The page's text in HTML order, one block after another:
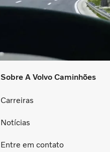
Sobre A Volvo Caminhões
Carreiras
Notícias
Entre em contato